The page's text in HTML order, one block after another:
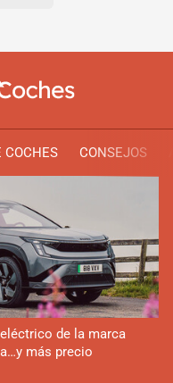
COCHES CONSEJOS
de la marca
más precio